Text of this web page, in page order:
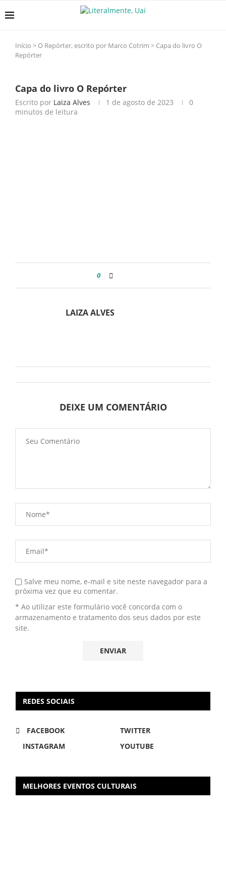
Início > O Repórter, escrito por Marco Cotrim > Capa do livro O
Repórter
Capa do livro O Repórter
Escrito por Laiza Alves 1 de agosto de 2023
0
minutos de leitura
0
LAIZA ALVES
DEIXE UM COMENTÁRIO
Salve meu nome, e-mail e site neste navegador para a
próxima vez que eu comentar.
* Ao utilizar este formulário você concorda com o
armazenamento e tratamento dos seus dados por este
site.
REDES SOCIAIS
FACEBOOK
TWITTER
INSTAGRAM
YOUTUBE
MELHORES EVENTOS CULTURAIS